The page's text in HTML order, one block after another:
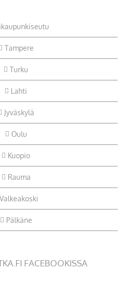
Tampere
Turku
Lahti
Jyväskylä
Oulu
Kuopio
Rauma
Valkeakoski
Pälkäne
FACEBOOKISSA